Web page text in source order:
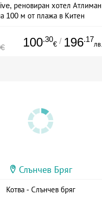
реновиран хотел Атлиман
100 м от плажа в Китен
100.30
€ / 196.17
лв.
Слънчев Бряг
Котва - Слънчев бряг